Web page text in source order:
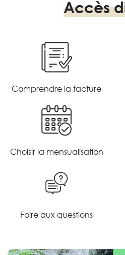
Accès
Comprendre la facture
Choisir la mensualisation
Foire aux questions